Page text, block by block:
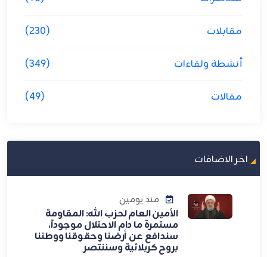
مقابلات (230)
أنشطة ولقاءات (349)
مقالات (49)
اخر الاضافات
منذ يومين
الأمين العام لحزب الله: المقاومة
مستمرة ما دام الاحتلال موجوداً،
سندافع عن أرضنا وحقوقنا ووطننا
بروح كربلائية وسننتصر